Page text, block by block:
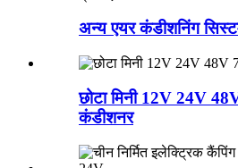
अन्य एयर कंडीशनिंग सिस्टम
छोटा मिनी 12V 24V
कंडीशनर